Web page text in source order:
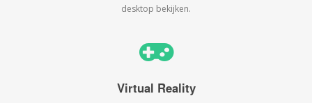
desktop bekijken.
Virtual Reality